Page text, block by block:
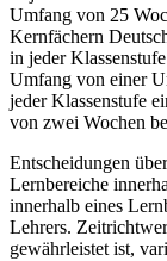
Umfang von 25
Kernfächern
in jeder
Umfang von einer
jeder Klassenstufe
von zwei Wochen
Entscheidungen
Lernbereiche
innerhalb eines
Lehrers.
gewährleistet ist,